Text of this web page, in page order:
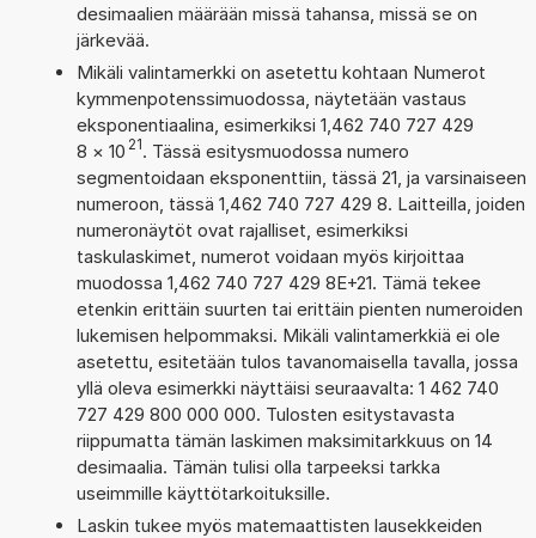
desimaalien määrään missä tahansa, missä se on
järkevää.
Mikäli valintamerkki on asetettu kohtaan Numerot
kymmenpotenssimuodossa, näytetään vastaus
eksponentiaalina, esimerkiksi 1,462 740 727 429
8 × 10 21. Tässä esitysmuodossa numero
segmentoidaan eksponenttiin, tässä 21, ja varsinaiseen
numeroon, tässä 1,462 740 727 429 8. Laitteilla, joiden
numeronäytöt ovat rajalliset, esimerkiksi
taskulaskimet, numerot voidaan myös kirjoittaa
muodossa 1,462 740 727 429 8E+21. Tämä tekee
etenkin erittäin suurten tai erittäin pienten numeroiden
lukemisen helpommaksi. Mikäli valintamerkkiä ei ole
asetettu, esitetään tulos tavanomaisella tavalla, jossa
yllä oleva esimerkki näyttäisi seuraavalta: 1 462 740
727 429 800 000 000. Tulosten esitystavasta
riippumatta tämän laskimen maksimitarkkuus on 14
desimaalia. Tämän tulisi olla tarpeeksi tarkka
useimmille käyttötarkoituksille.
Laskin tukee myös matemaattisten lausekkeiden